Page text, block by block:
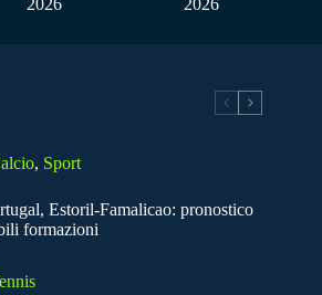
2026
2026
, Sport
Estoril-Famalicao: pronostico
formazioni